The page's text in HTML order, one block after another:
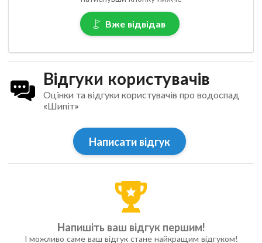
Вже відвідав
Відгуки користувачів
Оцінки та відгуки користувачів про водоспад
«Шипіт»
Написати відгук
Напишіть ваш відгук першим!
І можливо саме ваш відгук стане найкращим відгуком!